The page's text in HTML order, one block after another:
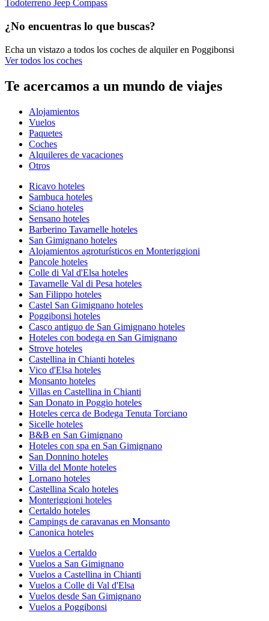
Todoterreno Jeep Compass
¿No encuentras lo que buscas?
Echa un vistazo a todos los coches de alquiler en Poggibonsi
Ver todos los coches
Te acercamos a un mundo de viajes
Alojamientos
Vuelos
Paquetes
Coches
Alquileres de vacaciones
Otros
Ricavo hoteles
Sambuca hoteles
Sciano hoteles
Sensano hoteles
Barberino Tavarnelle hoteles
San Gimignano hoteles
Alojamientos agroturísticos en Monteriggioni
Pancole hoteles
Colle di Val d'Elsa hoteles
Tavarnelle Val di Pesa hoteles
San Filippo hoteles
Castel San Gimignano hoteles
Poggibonsi hoteles
Casco antiguo de San Gimignano hoteles
Hoteles con bodega en San Gimignano
Strove hoteles
Castellina in Chianti hoteles
Vico d'Elsa hoteles
Monsanto hoteles
Villas en Castellina in Chianti
San Donato in Poggio hoteles
Hoteles cerca de Bodega Tenuta Torciano
Sicelle hoteles
B&B en San Gimignano
Hoteles con spa en San Gimignano
San Donnino hoteles
Villa del Monte hoteles
Lornano hoteles
Castellina Scalo hoteles
Monteriggioni hoteles
Certaldo hoteles
Campings de caravanas en Monsanto
Canonica hoteles
Vuelos a Certaldo
Vuelos a San Gimignano
Vuelos a Castellina in Chianti
Vuelos a Colle di Val d'Elsa
Vuelos desde San Gimignano
Vuelos a Poggibonsi